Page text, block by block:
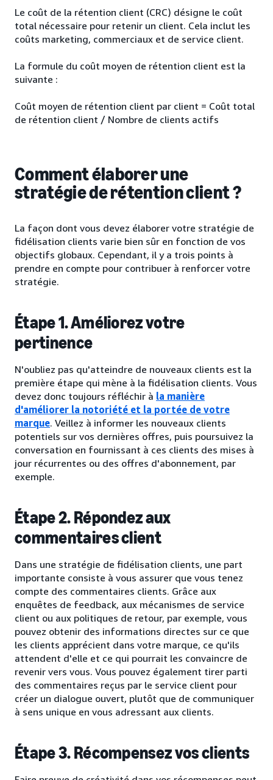
Le coût de la rétention client (CRC) désigne le coût
total nécessaire pour retenir un client. Cela inclut les
coûts marketing, commerciaux et de service client.
La formule du coût moyen de rétention client est la
suivante :
Coût moyen de rétention client par client = Coût total
de rétention client / Nombre de clients actifs
Comment élaborer une
stratégie de rétention client ?
La façon dont vous devez élaborer votre stratégie de
fidélisation clients varie bien sûr en fonction de vos
objectifs globaux. Cependant, il y a trois points à
prendre en compte pour contribuer à renforcer votre
stratégie.
Étape 1. Améliorez votre
pertinence
N'oubliez pas qu'atteindre de nouveaux clients est la
première étape qui mène à la fidélisation clients. Vous
devez donc toujours réfléchir à la manière
d'améliorer la notoriété et la portée de votre
marque. Veillez à informer les nouveaux clients
potentiels sur vos dernières offres, puis poursuivez la
conversation en fournissant à ces clients des mises à
jour récurrentes ou des offres d'abonnement, par
exemple.
Étape 2. Répondez aux
commentaires client
Dans une stratégie de fidélisation clients, une part
importante consiste à vous assurer que vous tenez
compte des commentaires clients. Grâce aux
enquêtes de feedback, aux mécanismes de service
client ou aux politiques de retour, par exemple, vous
pouvez obtenir des informations directes sur ce que
les clients apprécient dans votre marque, ce qu'ils
attendent d'elle et ce qui pourrait les convaincre de
revenir vers vous. Vous pouvez également tirer parti
des commentaires reçus par le service client pour
créer un dialogue ouvert, plutôt que de communiquer
à sens unique en vous adressant aux clients.
Étape 3. Récompensez vos clients